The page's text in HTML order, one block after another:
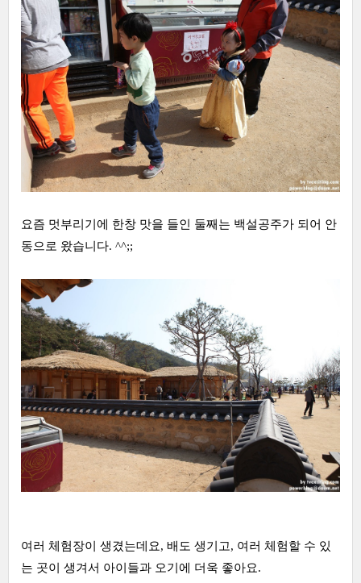
요즘 멋부리기에 한창 맛을 들인 둘째는 백설공주가 되어 안
동으로 왔습니다. ^^;;
여러 체험장이 생겼는데요, 배도 생기고, 여러 체험할 수 있
는 곳이 생겨서 아이들과 오기에 더욱 좋아요.